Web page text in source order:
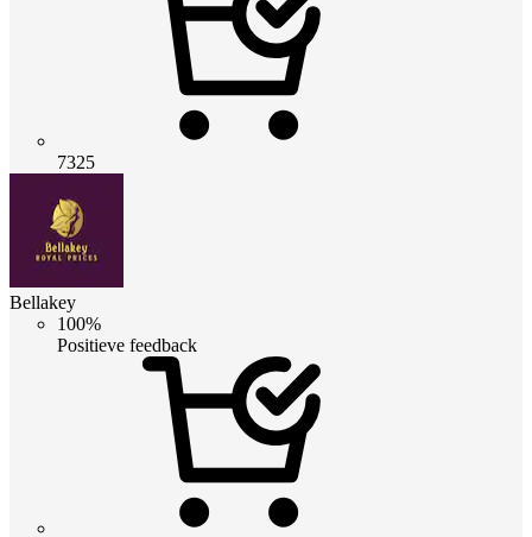
7325
Bellakey
100%
Positieve feedback